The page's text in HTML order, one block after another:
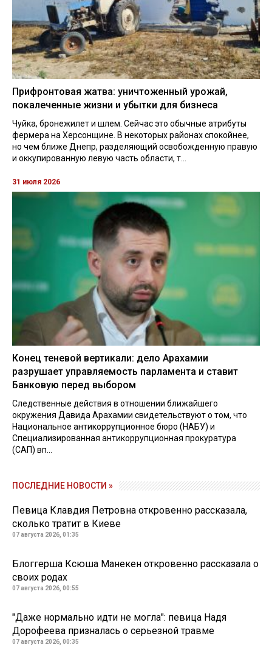
Прифронтовая жатва: уничтоженный урожай,
покалеченные жизни и убытки для бизнеса
Чуйка, бронежилет и шлем. Сейчас это обычные атрибуты
фермера на Херсонщине. В некоторых районах спокойнее,
но чем ближе Днепр, разделяющий освобожденную правую
и оккупированную левую часть области, т...
31 июля 2026
Конец теневой вертикали: дело Арахамии
разрушает управляемость парламента и ставит
Банковую перед выбором
Следственные действия в отношении ближайшего
окружения Давида Арахамии свидетельствуют о том, что
Национальное антикоррупционное бюро (НАБУ) и
Специализированная антикоррупционная прокуратура
(САП) вп...
ПОСЛЕДНИЕ НОВОСТИ »
Певица Клавдия Петровна откровенно рассказала,
сколько тратит в Киеве
07 августа 2026, 01:35
Блоггерша Ксюша Манекен откровенно рассказала о
своих родах
07 августа 2026, 00:55
"Даже нормально идти не могла": певица Надя
Дорофеева призналась о серьезной травме
07 августа 2026, 00:35